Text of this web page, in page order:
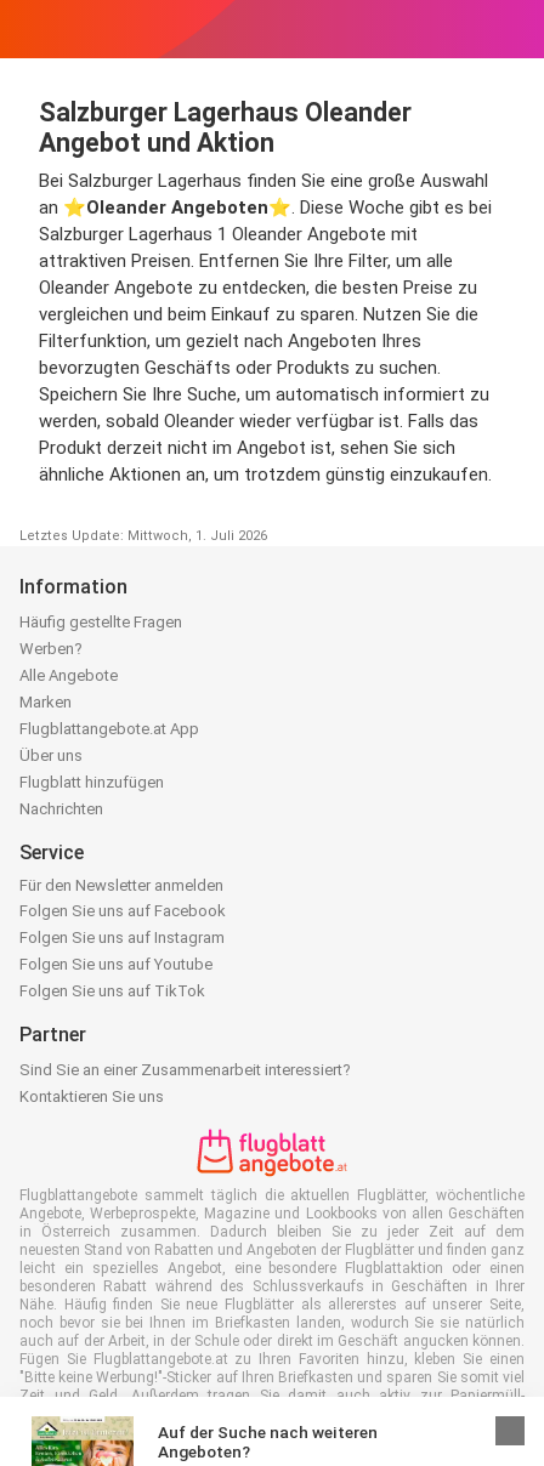
Salzburger Lagerhaus Oleander
Angebot und Aktion
Bei Salzburger Lagerhaus finden Sie eine große Auswahl
an ⭐️Oleander Angeboten⭐️. Diese Woche gibt es bei
Salzburger Lagerhaus 1 Oleander Angebote mit
attraktiven Preisen. Entfernen Sie Ihre Filter, um alle
Oleander Angebote zu entdecken, die besten Preise zu
vergleichen und beim Einkauf zu sparen. Nutzen Sie die
Filterfunktion, um gezielt nach Angeboten Ihres
bevorzugten Geschäfts oder Produkts zu suchen.
Speichern Sie Ihre Suche, um automatisch informiert zu
werden, sobald Oleander wieder verfügbar ist. Falls das
Produkt derzeit nicht im Angebot ist, sehen Sie sich
ähnliche Aktionen an, um trotzdem günstig einzukaufen.
Letztes Update: Mittwoch, 1. Juli 2026
Auf der Suche nach weiteren
Angeboten?
Information
Häufig gestellte Fragen
Werben?
Alle Angebote
Marken
Flugblattangebote.at App
Über uns
Flugblatt hinzufügen
Nachrichten
Service
Für den Newsletter anmelden
Folgen Sie uns auf Facebook
Folgen Sie uns auf Instagram
Folgen Sie uns auf Youtube
Folgen Sie uns auf TikTok
Partner
Sind Sie an einer Zusammenarbeit interessiert?
Kontaktieren Sie uns
Flugblattangebote sammelt täglich die aktuellen Flugblätter, wöchentliche
Angebote, Werbeprospekte, Magazine und Lookbooks von allen Geschäften
in Österreich zusammen. Dadurch bleiben Sie zu jeder Zeit auf dem
neuesten Stand von Rabatten und Angeboten der Flugblätter und finden ganz
leicht ein spezielles Angebot, eine besondere Flugblattaktion oder einen
besonderen Rabatt während des Schlussverkaufs in Geschäften in Ihrer
Nähe. Häufig finden Sie neue Flugblätter als allererstes auf unserer Seite,
noch bevor sie bei Ihnen im Briefkasten landen, wodurch Sie sie natürlich
auch auf der Arbeit, in der Schule oder direkt im Geschäft angucken können.
Fügen Sie Flugblattangebote.at zu Ihren Favoriten hinzu, kleben Sie einen
"Bitte keine Werbung!"-Sticker auf Ihren Briefkasten und sparen Sie somit viel
Zeit und Geld. Außerdem tragen Sie damit auch aktiv zur Papiermüll-
Reduktion bei, was gut für unsere Umwelt ist.